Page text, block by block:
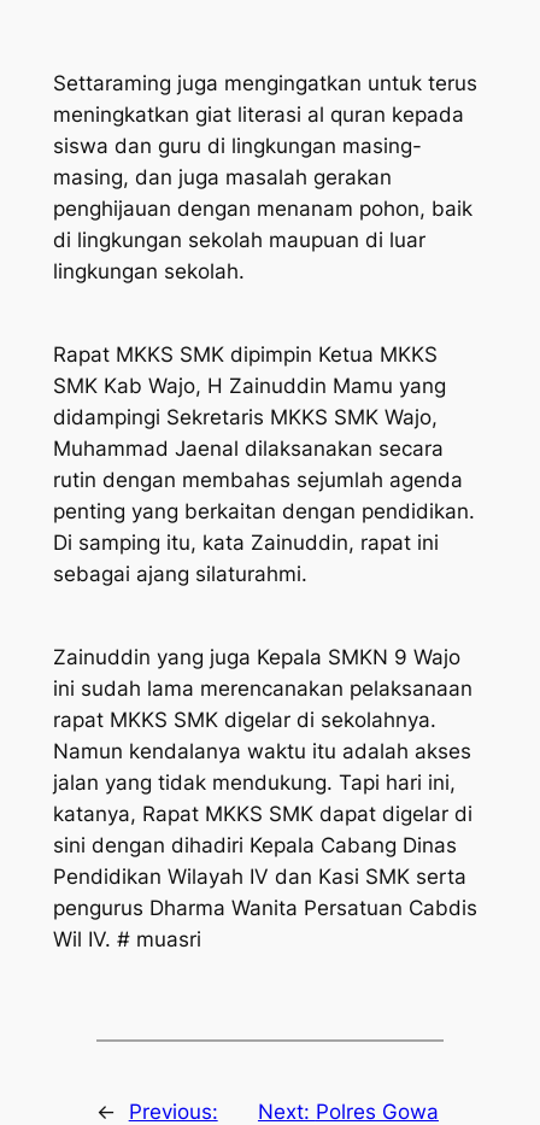
Settaraming juga mengingatkan untuk terus
meningkatkan giat literasi al quran kepada
siswa dan guru di lingkungan masing-
masing, dan juga masalah gerakan
penghijauan dengan menanam pohon, baik
di lingkungan sekolah maupuan di luar
lingkungan sekolah.
Rapat MKKS SMK dipimpin Ketua MKKS
SMK Kab Wajo, H Zainuddin Mamu yang
didampingi Sekretaris MKKS SMK Wajo,
Muhammad Jaenal dilaksanakan secara
rutin dengan membahas sejumlah agenda
penting yang berkaitan dengan pendidikan.
Di samping itu, kata Zainuddin, rapat ini
sebagai ajang silaturahmi.
Zainuddin yang juga Kepala SMKN 9 Wajo
ini sudah lama merencanakan pelaksanaan
rapat MKKS SMK digelar di sekolahnya.
Namun kendalanya waktu itu adalah akses
jalan yang tidak mendukung. Tapi hari ini,
katanya, Rapat MKKS SMK dapat digelar di
sini dengan dihadiri Kepala Cabang Dinas
Pendidikan Wilayah IV dan Kasi SMK serta
pengurus Dharma Wanita Persatuan Cabdis
Wil IV. # muasri
←
Previous:
Next: Polres Gowa